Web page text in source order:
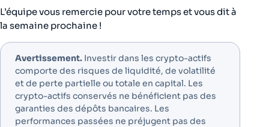
L’équipe vous remercie pour votre temps et vous dit à
la semaine prochaine !
Avertissement. Investir dans les crypto-actifs
comporte des risques de liquidité, de volatilité
et de perte partielle ou totale en capital. Les
crypto-actifs conservés ne bénéficient pas des
garanties des dépôts bancaires. Les
performances passées ne préjugent pas des